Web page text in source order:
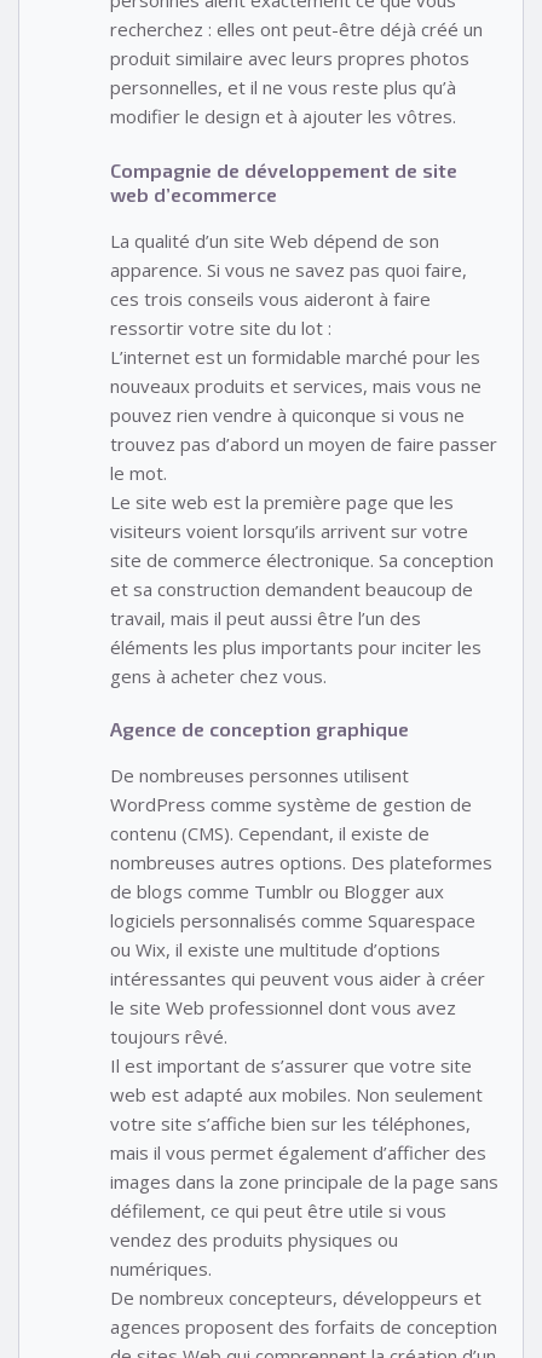
recherchez : elles ont peut-être déjà créé un
produit similaire avec leurs propres photos
personnelles, et il ne vous reste plus qu’à
modifier le design et à ajouter les vôtres.
Compagnie de développement de site
web d’ecommerce
La qualité d’un site Web dépend de son
apparence. Si vous ne savez pas quoi faire,
ces trois conseils vous aideront à faire
ressortir votre site du lot :
L’internet est un formidable marché pour les
nouveaux produits et services, mais vous ne
pouvez rien vendre à quiconque si vous ne
trouvez pas d’abord un moyen de faire passer
le mot.
Le site web est la première page que les
visiteurs voient lorsqu’ils arrivent sur votre
site de commerce électronique. Sa conception
et sa construction demandent beaucoup de
travail, mais il peut aussi être l’un des
éléments les plus importants pour inciter les
gens à acheter chez vous.
Agence de conception graphique
De nombreuses personnes utilisent
WordPress comme système de gestion de
contenu (CMS). Cependant, il existe de
nombreuses autres options. Des plateformes
de blogs comme Tumblr ou Blogger aux
logiciels personnalisés comme Squarespace
ou Wix, il existe une multitude d’options
intéressantes qui peuvent vous aider à créer
le site Web professionnel dont vous avez
toujours rêvé.
Il est important de s’assurer que votre site
web est adapté aux mobiles. Non seulement
votre site s’affiche bien sur les téléphones,
mais il vous permet également d’afficher des
images dans la zone principale de la page sans
défilement, ce qui peut être utile si vous
vendez des produits physiques ou
numériques.
De nombreux concepteurs, développeurs et
agences proposent des forfaits de conception